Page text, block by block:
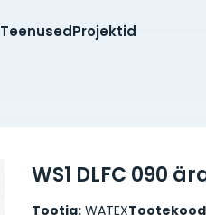
TeenusedProjektid
WS1 DLFC 090
Tootja: WATEX